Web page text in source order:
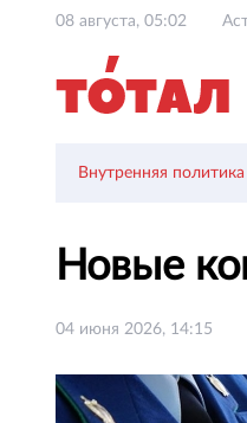
08 августа, 05:02
Внутренняя политика
Новые
04 июня 2026, 14:15